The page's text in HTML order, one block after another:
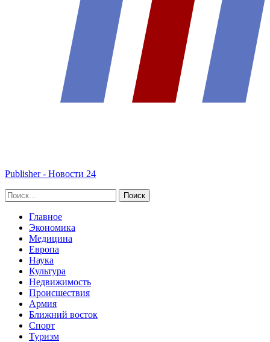
Publisher - Новости 24
Главное
Экономика
Медицина
Европа
Наука
Культура
Недвижимость
Происшествия
Армия
Ближний восток
Спорт
Туризм